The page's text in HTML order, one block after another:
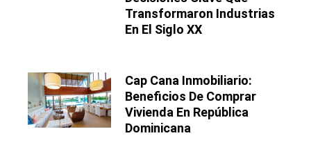
Transformaron Industrias
En El Siglo XX
Cap Cana Inmobiliario:
Beneficios De Comprar
Vivienda En República
Dominicana